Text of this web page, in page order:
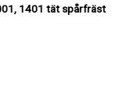
1401 tät spårfräst